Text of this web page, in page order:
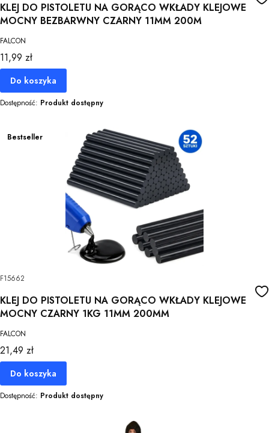
KLEJ DO PISTOLETU NA GORĄCO WKŁADY KLEJOWE
MOCNY BEZBARWNY CZARNY 11MM 200M
FALCON
Cena
11,99 zł
Do koszyka
Dostępność: Produkt dostępny
Bestseller
F15662
KLEJ DO PISTOLETU NA GORĄCO WKŁADY KLEJOWE
MOCNY CZARNY 1KG 11MM 200MM
FALCON
Cena
21,49 zł
Do koszyka
Dostępność: Produkt dostępny